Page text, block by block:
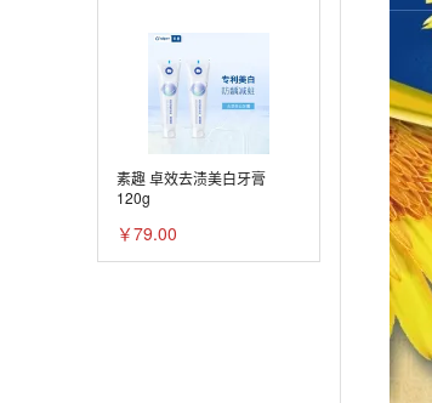
素趣 卓效去渍美白牙膏
120g
￥79.00